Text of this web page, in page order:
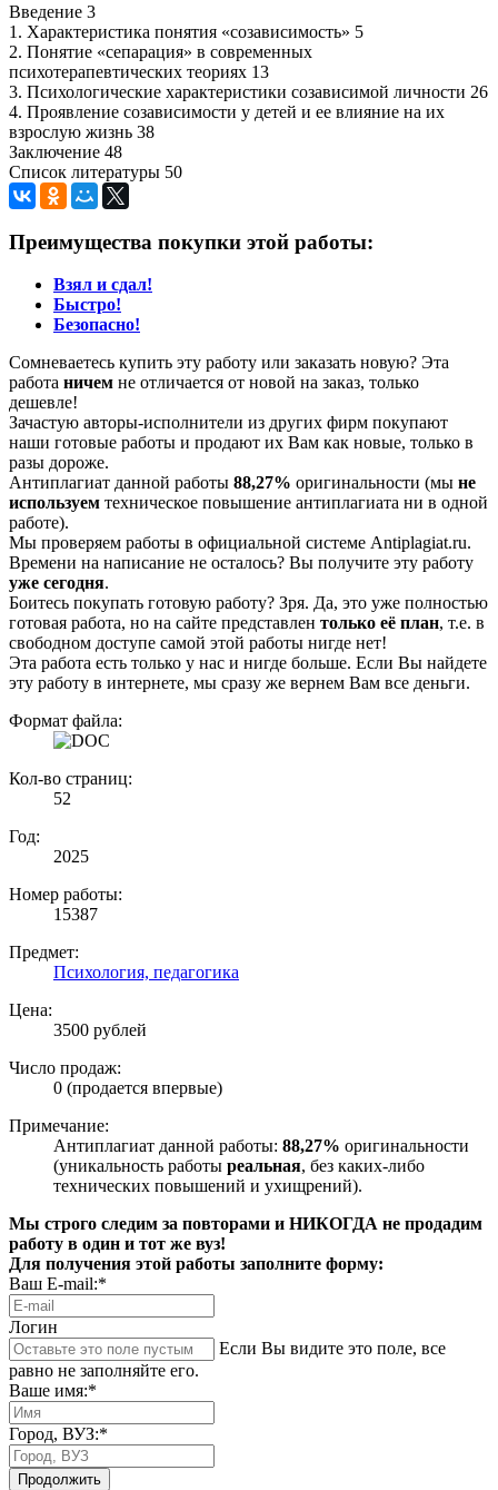
Введение 3
1. Характеристика понятия «созависимость» 5
2. Понятие «сепарация» в современных
психотерапевтических теориях 13
3. Психологические характеристики созависимой личности 26
4. Проявление созависимости у детей и ее влияние на их
взрослую жизнь 38
Заключение 48
Список литературы 50
Преимущества покупки этой работы:
Взял и сдал!
Быстро!
Безопасно!
Сомневаетесь купить эту работу или заказать новую? Эта
работа ничем не отличается от новой на заказ, только
дешевле!
Зачастую авторы-исполнители из других фирм покупают
наши готовые работы и продают их Вам как новые, только в
разы дороже.
Антиплагиат данной работы 88,27% оригинальности (мы не
используем техническое повышение антиплагиата ни в одной
работе).
Мы проверяем работы в официальной системе Аntiplagiat.ru.
Времени на написание не осталось? Вы получите эту работу
уже сегодня.
Боитесь покупать готовую работу? Зря. Да, это уже полностью
готовая работа, но на сайте представлен только её план, т.е. в
свободном доступе самой этой работы нигде нет!
Эта работа есть только у нас и нигде больше. Если Вы найдете
эту работу в интернете, мы сразу же вернем Вам все деньги.
Формат файла:
Кол-во страниц:
52
Год:
2025
Номер работы:
15387
Предмет:
Психология, педагогика
Цена:
3500 рублей
Число продаж:
0 (продается впервые)
Примечание:
Антиплагиат данной работы: 88,27% оригинальности
(уникальность работы реальная, без каких-либо
технических повышений и ухищрений).
Мы строго следим за повторами и НИКОГДА не продадим
работу в один и тот же вуз!
Для получения этой работы заполните форму:
Ваш E-mail:*
Логин
Если Вы видите это поле, все
равно не заполняйте его.
Ваше имя:*
Город, ВУЗ:*
Продолжить